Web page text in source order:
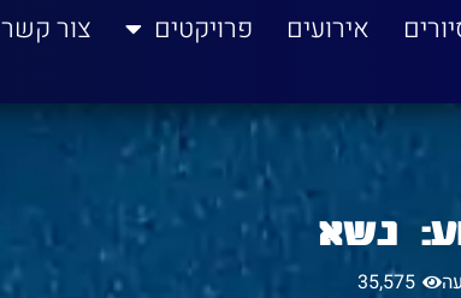
אירועים פרויקטים צור קשר
נשא
35,575